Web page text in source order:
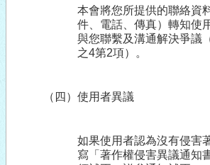
本會將您所提供的聯絡資
件、電話、傳真）轉知使
與您聯繫及溝通解決爭議
之4第2項）。
（四）使用者異議
如果使用者認為沒有侵害
寫「著作權侵害異議通知